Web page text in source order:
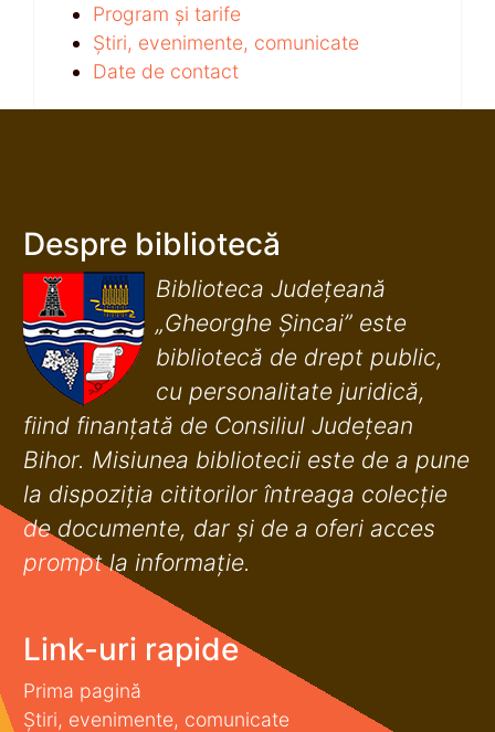
Program și tarife
Știri, evenimente, comunicate
Date de contact
Despre bibliotecă
Biblioteca Județeană
„Gheorghe Șincai” este
bibliotecă de drept public,
cu personalitate juridică,
fiind finanţată de Consiliul Judeţean
Bihor. Misiunea bibliotecii este de a pune
la dispoziţia cititorilor întreaga colecţie
de documente, dar şi de a oferi acces
prompt la informaţie.
Link-uri rapide
Prima pagină
Știri, evenimente, comunicate